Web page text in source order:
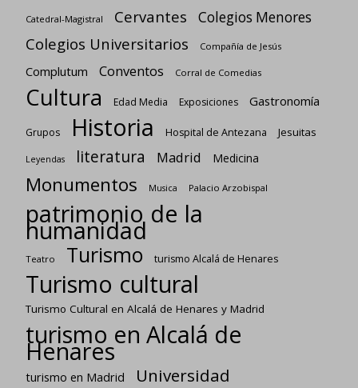
Catedral-Magistral Cervantes Colegios Menores
Colegios Universitarios Compañía de Jesús
Complutum Conventos Corral de Comedias
Cultura Edad Media Exposiciones Gastronomía
Grupos Historia Hospital de Antezana Jesuitas
Leyendas literatura Madrid Medicina
Monumentos Musica Palacio Arzobispal
patrimonio de la
humanidad
Teatro Turismo turismo Alcalá de Henares
Turismo cultural
Turismo Cultural en Alcalá de Henares y Madrid
turismo en Alcalá de
Henares
turismo en Madrid Universidad